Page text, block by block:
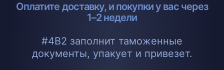
Оплатите доставку, и покупки у вас через
1–2 недели
#4B2 заполнит таможенные
документы, упакует и привезет.